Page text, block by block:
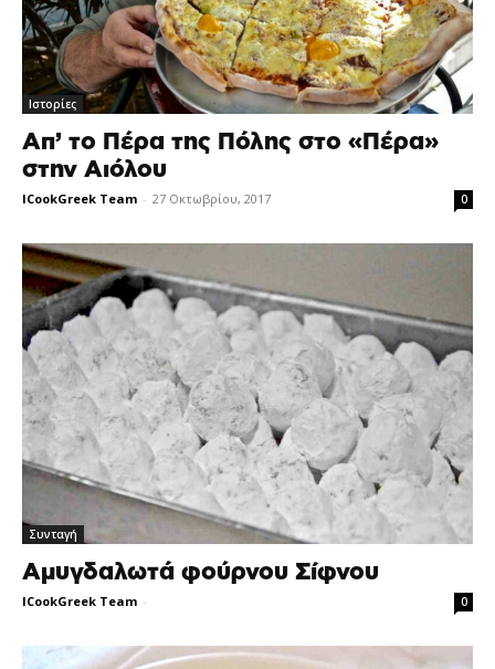
Ιστορίες
Απ’ το Πέρα της Πόλης στο «Πέρα»
στην Αιόλου
ICookGreek Team - 27 Οκτωβρίου, 2017 0
Συνταγή
Αμυγδαλωτά φούρνου Σίφνου
ICookGreek Team - 0